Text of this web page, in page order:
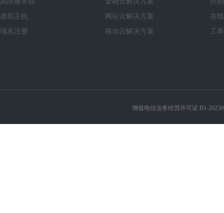
虚拟主机
域名注册
网站云解决方案
移动云解决方案
在
工
增值电信业务经营许可证 B1-